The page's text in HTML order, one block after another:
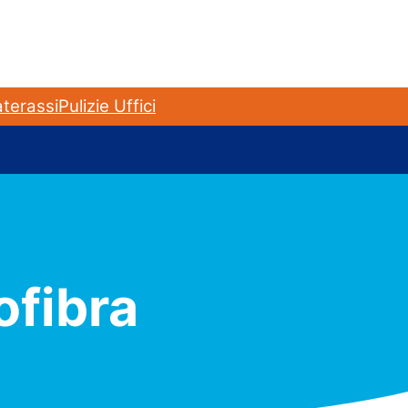
Pulizie Uffici